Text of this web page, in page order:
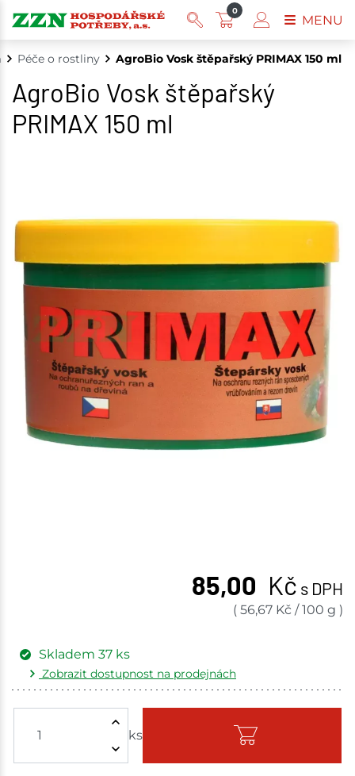
Péče o rostliny AgroBio Vosk štěpařský PRIMAX 150 ml
AgroBio Vosk štěpařský
PRIMAX 150 ml
85,00 Kč s DPH
( 56,67 Kč /100 g )
ks
Skladem 37 ks
Zobrazit dostupnost na prodejnách
Skladem - ihned k odeslání
Velká Bíteš 3 ks
0
MENU